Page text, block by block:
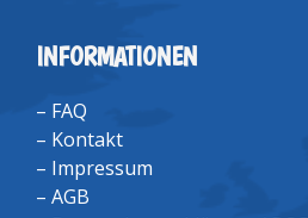
INFORMATIONEN
– FAQ
– Kontakt
– Impressum
– AGB